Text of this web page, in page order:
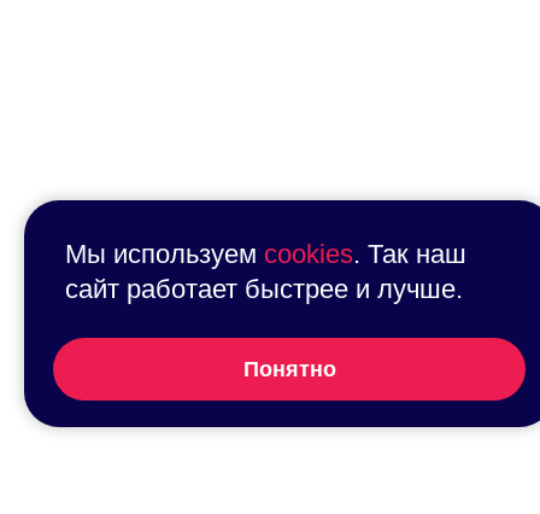
Мы используем cookies. Так наш
сайт работает быстрее и лучше.
Понятно